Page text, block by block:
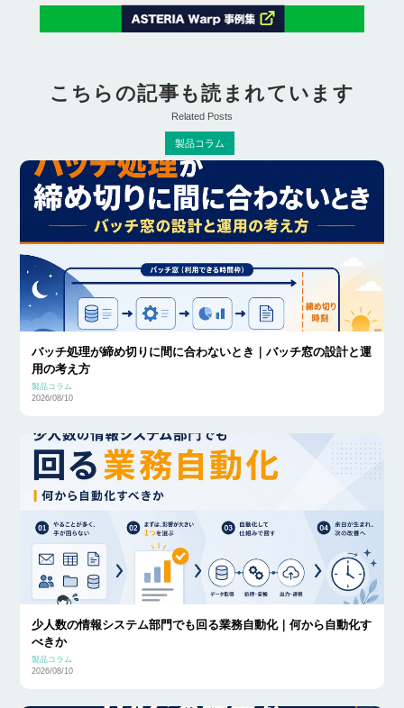
こちらの記事も読まれています
Related Posts
製品コラム
バッチ処理が締め切りに間に合わないとき｜バッチ窓の設計と運
用の考え方
製品コラム
2026/08/10
少人数の情報システム部門でも回る業務自動化｜何から自動化す
べきか
製品コラム
2026/08/10